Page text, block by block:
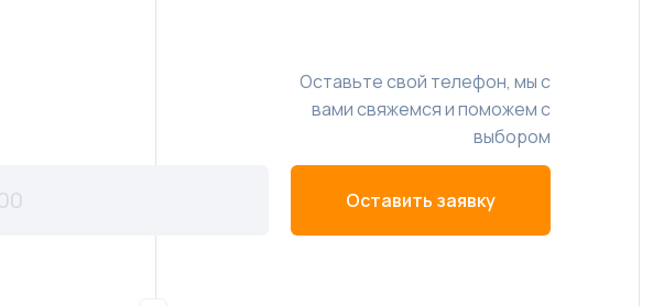
Оставьте свой телефон, мы с
вами свяжемся и поможем с
выбором
Оставить заявку